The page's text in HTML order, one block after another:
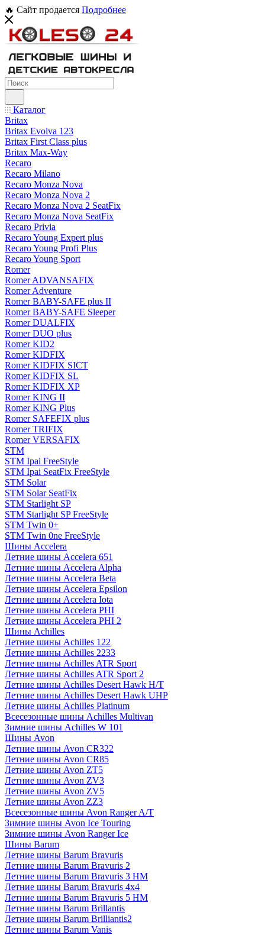
🔥 Сайт продается Подробнее
Каталог
Britax
Britax Evolva 123
Britax First Class plus
Britax Max-Way
Recaro
Recaro Milano
Recaro Monza Nova
Recaro Monza Nova 2
Recaro Monza Nova 2 SeatFix
Recaro Monza Nova SeatFix
Recaro Privia
Recaro Young Expert plus
Recaro Young Profi Plus
Recaro Young Sport
Romer
Romer ADVANSAFIX
Romer Adventure
Romer BABY-SAFE plus II
Romer BABY-SAFE Sleeper
Romer DUALFIX
Romer DUO plus
Romer KID2
Romer KIDFIX
Romer KIDFIX SICT
Romer KIDFIX SL
Romer KIDFIX XP
Romer KING II
Romer KING Plus
Romer SAFEFIX plus
Romer TRIFIX
Romer VERSAFIX
STM
STM Ipai FreeStyle
STM Ipai SeatFix FreeStyle
STM Solar
STM Solar SeatFix
STM Starlight SP
STM Starlight SP FreeStyle
STM Twin 0+
STM Twin 0ne FreeStyle
Шины Accelera
Летние шины Accelera 651
Летние шины Accelera Alpha
Летние шины Accelera Beta
Летние шины Accelera Epsilon
Летние шины Accelera Iota
Летние шины Accelera PHI
Летние шины Accelera PHI 2
Шины Achilles
Летние шины Achilles 122
Летние шины Achilles 2233
Летние шины Achilles ATR Sport
Летние шины Achilles ATR Sport 2
Летние шины Achilles Desert Hawk H/T
Летние шины Achilles Desert Hawk UHP
Летние шины Achilles Platinum
Всесезонные шины Achilles Multivan
Зимние шины Achilles W 101
Шины Avon
Летние шины Avon CR322
Летние шины Avon CR85
Летние шины Avon ZT5
Летние шины Avon ZV3
Летние шины Avon ZV5
Летние шины Avon ZZ3
Всесезонные шины Avon Ranger A/T
Зимние шины Avon Ice Touring
Зимние шины Avon Ranger Ice
Шины Barum
Летние шины Barum Bravuris
Летние шины Barum Bravuris 2
Летние шины Barum Bravuris 3 HM
Летние шины Barum Bravuris 4х4
Летние шины Barum Bravuris 5 HM
Летние шины Barum Brillantis
Летние шины Barum Brilliantis2
Летние шины Barum Vanis